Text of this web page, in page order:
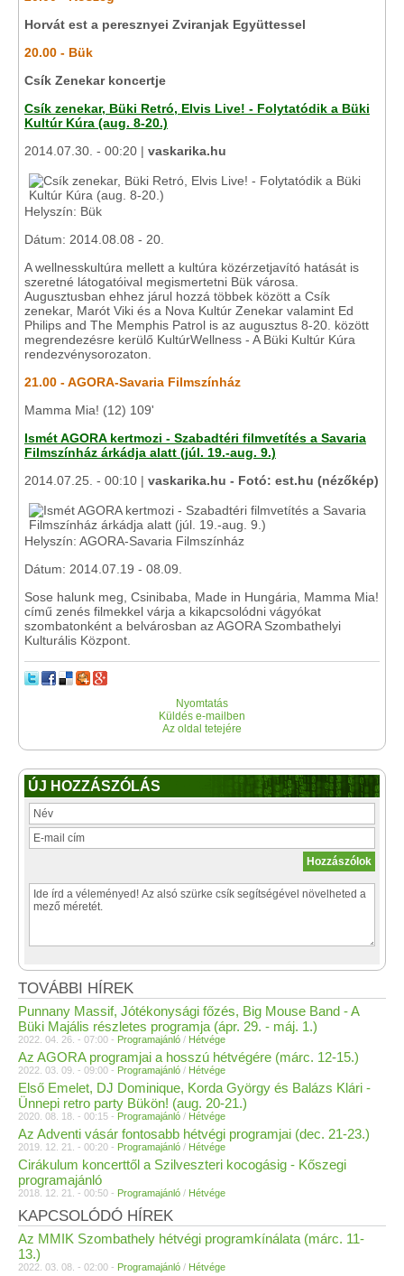
Horvát est a peresznyei Zviranjak Együttessel
20.00 - Bük
Csík Zenekar koncertje
Csík zenekar, Büki Retró, Elvis Live! - Folytatódik a Büki
Kultúr Kúra (aug. 8-20.)
2014.07.30. - 00:20 | vaskarika.hu
Helyszín: Bük
Dátum: 2014.08.08 - 20.
A wellnesskultúra mellett a kultúra közérzetjavító hatását is
szeretné látogatóival megismertetni Bük városa.
Augusztusban ehhez járul hozzá többek között a Csík
zenekar, Marót Viki és a Nova Kultúr Zenekar valamint Ed
Philips and The Memphis Patrol is az augusztus 8-20. között
megrendezésre kerülő KultúrWellness - A Büki Kultúr Kúra
rendezvénysorozaton.
21.00 - AGORA-Savaria Filmszínház
Mamma Mia! (12) 109'
Ismét AGORA kertmozi - Szabadtéri filmvetítés a Savaria
Filmszínház árkádja alatt (júl. 19.-aug. 9.)
2014.07.25. - 00:10 | vaskarika.hu - Fotó: est.hu (nézőkép)
Helyszín: AGORA-Savaria Filmszínház
Dátum: 2014.07.19 - 08.09.
Sose halunk meg, Csinibaba, Made in Hungária, Mamma Mia!
című zenés filmekkel várja a kikapcsolódni vágyókat
szombatonként a belvárosban az AGORA Szombathelyi
Kulturális Központ.
Nyomtatás
Küldés e-mailben
Az oldal tetejére
ÚJ HOZZÁSZÓLÁS
TOVÁBBI HÍREK
Punnany Massif, Jótékonysági főzés, Big Mouse Band - A
Büki Majális részletes programja (ápr. 29. - máj. 1.)
2022. 04. 26. - 07:00 - Programajánló / Hétvége
Az AGORA programjai a hosszú hétvégére (márc. 12-15.)
2022. 03. 09. - 09:00 - Programajánló / Hétvége
Első Emelet, DJ Dominique, Korda György és Balázs Klári -
Ünnepi retro party Bükön! (aug. 20-21.)
2020. 08. 18. - 00:15 - Programajánló / Hétvége
Az Adventi vásár fontosabb hétvégi programjai (dec. 21-23.)
2019. 12. 21. - 00:20 - Programajánló / Hétvége
Cirákulum koncerttől a Szilveszteri kocogásig - Kőszegi
programajánló
2018. 12. 21. - 00:50 - Programajánló / Hétvége
KAPCSOLÓDÓ HÍREK
Az MMIK Szombathely hétvégi programkínálata (márc. 11-
13.)
2022. 03. 08. - 02:00 - Programajánló / Hétvége